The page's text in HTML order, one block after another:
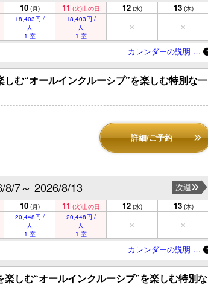
10 (月) 11 (火)山の日 12 (水) 13 (木)
18,403円 /
人
1 室
18,403円 /
人
1 室
カレンダーの説明 …
む“オールインクルーシブ”を楽しむ特別な一
詳細/ご予約
8/7～ 2026/8/13
次週
10 (月) 11 (火)山の日 12 (水) 13 (木)
20,448円 /
人
1 室
20,448円 /
人
1 室
カレンダーの説明 …
しむ“オールインクルーシブ”を楽しむ特別な